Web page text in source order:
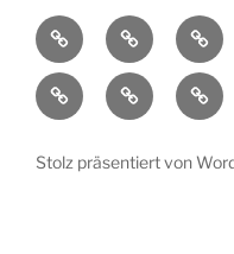
AktuellesOrtsplan
Übersicht
Verein Pressespiegel
Stolz präsentiert von